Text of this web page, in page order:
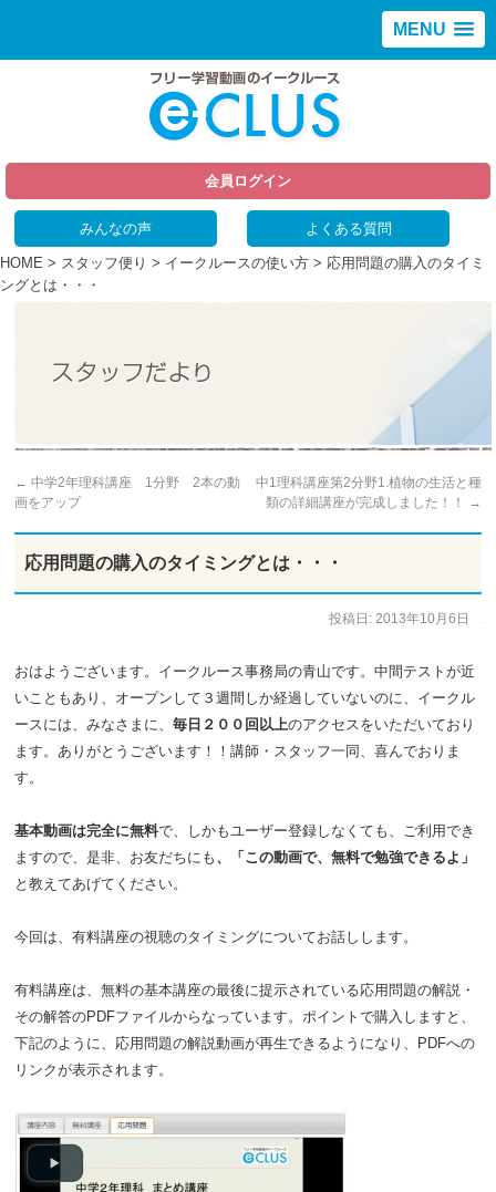
MENU
会員ログイン
みんなの声 よくある質問
HOME > スタッフ便り > イークルースの使い方 > 応用問題の購入のタイミ
ングとは・・・
← 中学2年理科講座 1分野 2本の動
画をアップ
中1理科講座第2分野1.植物の生活と種
類の詳細講座が完成しました！！
→
応用問題の購入のタイミングとは・・・
投稿日: 2013年10月6日
おはようございます。イークルース事務局の青山です。中間テストが近
いこともあり、オープンして３週間しか経過していないのに、イークル
ースには、みなさまに、毎日２００回以上のアクセスをいただいており
ます。ありがとうございます！！講師・スタッフ一同、喜んでおりま
す。
基本動画は完全に無料で、しかもユーザー登録しなくても、ご利用でき
ますので、是非、お友だちにも 、「この動画で、無料で勉強できるよ」
と教えてあげてください。
今回は、有料講座の視聴のタイミングについてお話しします。
有料講座は、無料の基本講座の最後に提示されている応用問題の解説・
その解答のPDFファイルからなっています。ポイントで購入しますと、
下記のように、応用問題の解説動画が再生できるようになり、PDFへの
リンクが表示されます。